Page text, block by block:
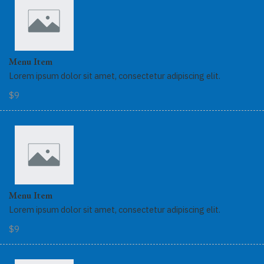
Menu Item
Lorem ipsum dolor sit amet, consectetur adipiscing elit.
$9
Menu Item
Lorem ipsum dolor sit amet, consectetur adipiscing elit.
$9